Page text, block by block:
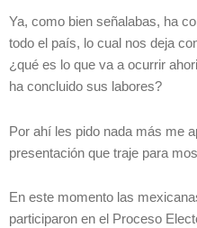
Ya, como bien señalabas, ha
todo el país, lo cual nos deja
¿qué es lo que va a ocurrir
ha concluido sus labores?
Por ahí les pido nada más me
presentación que traje para
En este momento las
participaron en el Proceso